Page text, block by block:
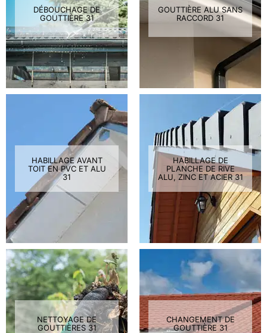
DÉBOUCHAGE DE
GOUTTIÈRE 31
GOUTTIÈRE ALU SANS
RACCORD 31
HABILLAGE AVANT
TOIT EN PVC ET ALU
31
HABILLAGE DE
PLANCHE DE RIVE
ALU, ZINC ET ACIER 31
NETTOYAGE DE
GOUTTIÈRES 31
CHANGEMENT DE
GOUTTIÈRE 31